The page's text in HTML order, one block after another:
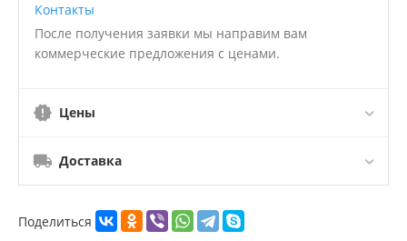
Контакты
После получения заявки мы направим вам
коммерческие предложения с ценами.
Цены
Доставка
Поделиться